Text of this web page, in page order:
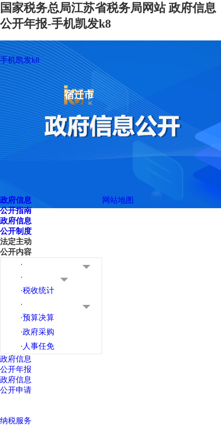
国家税务总局江苏省税务局网站 政府信息
公开年报-手机凯发k8
手机凯发k8
宿迁市
政府信息
公开指南
政府信息
公开制度
法定主动
公开内容
·
·
·税收统计
·
·预算决算
·政府采购
· 人事任免
政府信息
公开年报
政府信息
公开申请
纳税服务
网站地图